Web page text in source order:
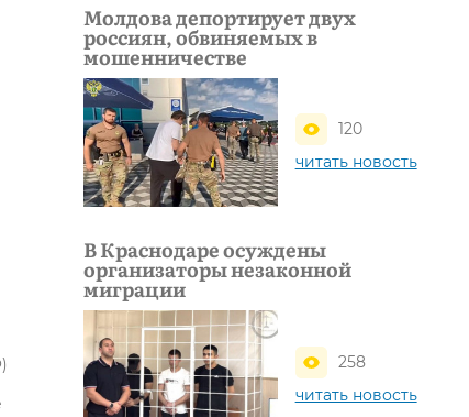
Молдова депортирует двух
россиян, обвиняемых в
мошенничестве
120
читать новость
В Краснодаре осуждены
организаторы незаконной
миграции
258
читать новость